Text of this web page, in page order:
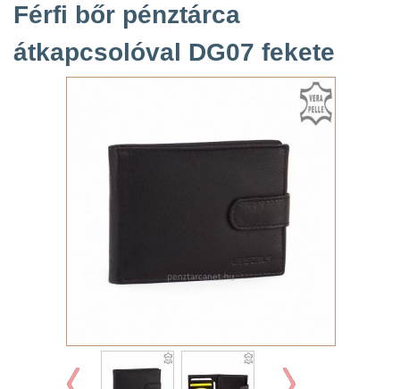
Férfi bőr pénztárca
átkapcsolóval DG07 fekete